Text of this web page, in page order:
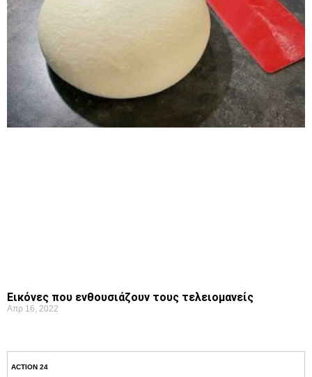
Εικόνες που ενθουσιάζουν τους τελειομανείς
Απρ 16, 2022
ACTION 24